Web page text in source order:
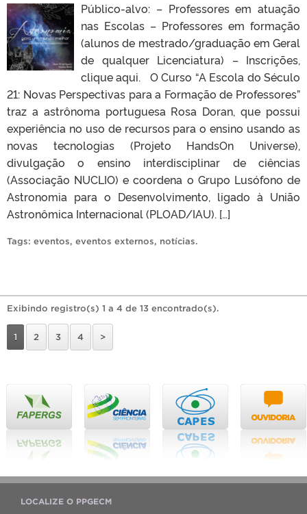
Público-alvo: – Professores em atuação
nas Escolas – Professores em formação
(alunos de mestrado/graduação em Geral
de qualquer Licenciatura) – Inscrições,
clique aqui. O Curso “A Escola do Século
21: Novas Perspectivas para a Formação de Professores”
traz a astrônoma portuguesa Rosa Doran, que possui
experiência no uso de recursos para o ensino usando as
novas tecnologias (Projeto Hands­On Universe),
divulgação o ensino interdisciplinar de ciências
(Associação NUCLIO) e coordena o Grupo Lusófono de
Astronomia para o Desenvolvimento, ligado à União
Astronômica Internacional (PLOAD/IAU). […]
Tags: eventos, eventos externos, notícias.
Exibindo registro(s) 1 a 4 de 13 encontrado(s).
1 2 3 4 >
LOCALIZE O PPGECM